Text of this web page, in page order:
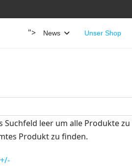
"> News Unser Shop
Suchfeld leer um alle Produkte
Produkt zu finden.